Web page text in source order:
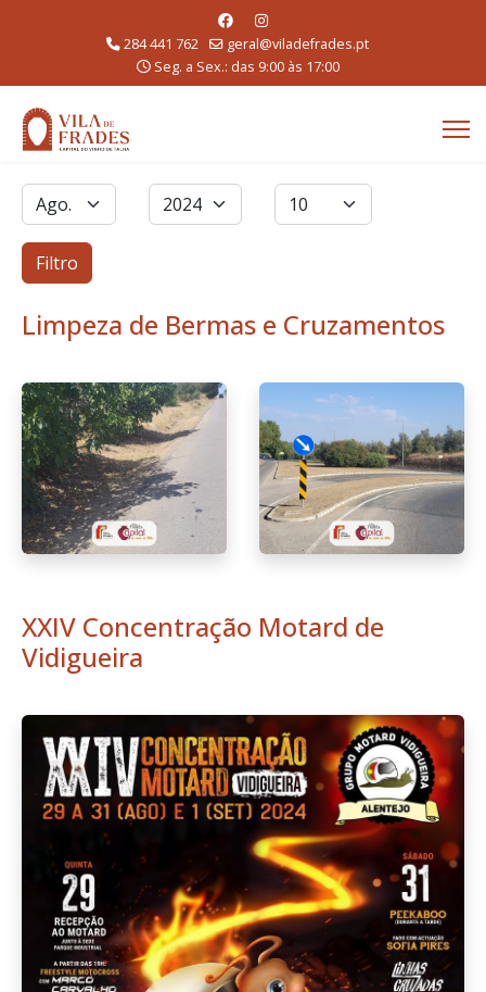
284 441 762
geral@viladefrades.pt
Seg. a Sex.: das 9:00 às 17:00
Filtros
Mês Ano Qtd. a exibir
Filtro
Limpeza de Bermas e Cruzamentos
XXIV Concentração Motard de
Vidigueira